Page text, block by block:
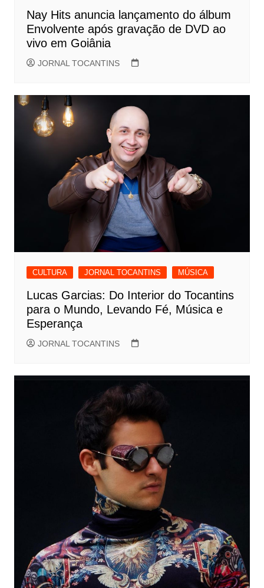
Nay Hits anuncia lançamento do álbum
Envolvente após gravação de DVD ao
vivo em Goiânia
JORNAL TOCANTINS
CULTURA JORNAL TOCANTINS MÚSICA
Lucas Garcias: Do Interior do Tocantins
para o Mundo, Levando Fé, Música e
Esperança
JORNAL TOCANTINS